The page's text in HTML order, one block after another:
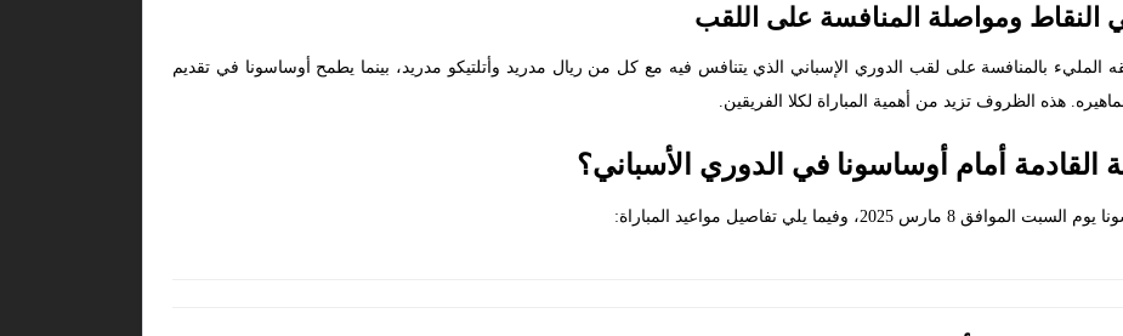
النقاط ومواصلة المنافسة على اللقب
المليء بالمنافسة على لقب الدوري الإسباني الذي يتنافس فيه مع كل من ريال مدريد وأتلتيكو مدريد، بينما يطمح أوساسونا في تقديم
هذه الظروف تزيد من أهمية المباراة لكلا الفريقين.
القادمة أمام أوساسونا في الدوري الأسباني؟
وفيما يلي تفاصيل مواعيد المباراة: